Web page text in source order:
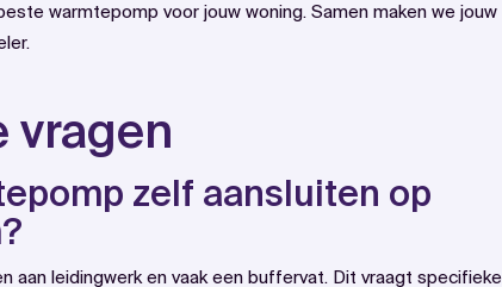
warmtepomp voor jouw woning. Samen maken we jouw
vragen
zelf aansluiten op
aan leidingwerk en vaak een buffervat. Dit vraagt specifieke